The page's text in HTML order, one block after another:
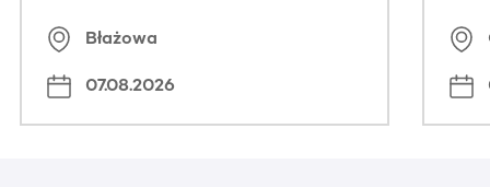
Błażowa
07.08.2026